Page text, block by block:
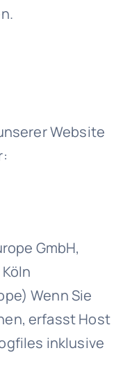
Website
GmbH,
Wenn Sie
erfasst Host
inklusive